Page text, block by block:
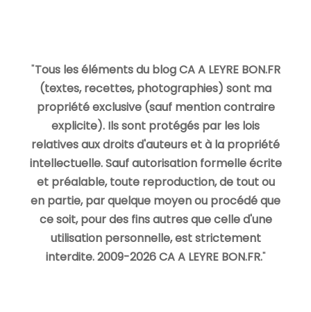
"Tous les éléments du blog CA A LEYRE BON.FR
(textes, recettes, photographies) sont ma
propriété exclusive (sauf mention contraire
explicite). Ils sont protégés par les lois
relatives aux droits d'auteurs et à la propriété
intellectuelle. Sauf autorisation formelle écrite
et préalable, toute reproduction, de tout ou
en partie, par quelque moyen ou procédé que
ce soit, pour des fins autres que celle d'une
utilisation personnelle, est strictement
interdite. 2009-2026 CA A LEYRE BON.FR."